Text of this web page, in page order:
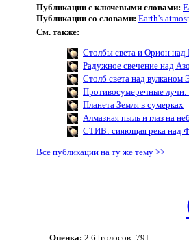
Публикации с ключевыми словами:
Публикации со словами: Earth's
См. также:
Столбы света и Орион
Радужное свечение над
Столб света над вулканом
Противосумеречные
Планета Земля в сумерках
Алмазная пыль и глаз на
СТИВ: сияющая река над
Все публикации на ту же тему >>
Оценка: 2.6 [голосов: 79]